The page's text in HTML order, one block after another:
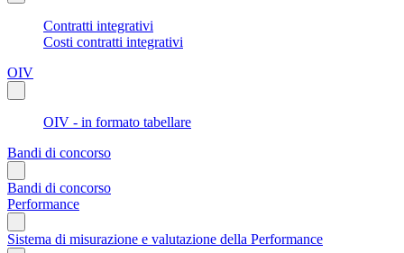
Contratti integrativi
Costi contratti integrativi
OIV
OIV - in formato tabellare
Bandi di concorso
Bandi di concorso
Performance
Sistema di misurazione e valutazione della Performance